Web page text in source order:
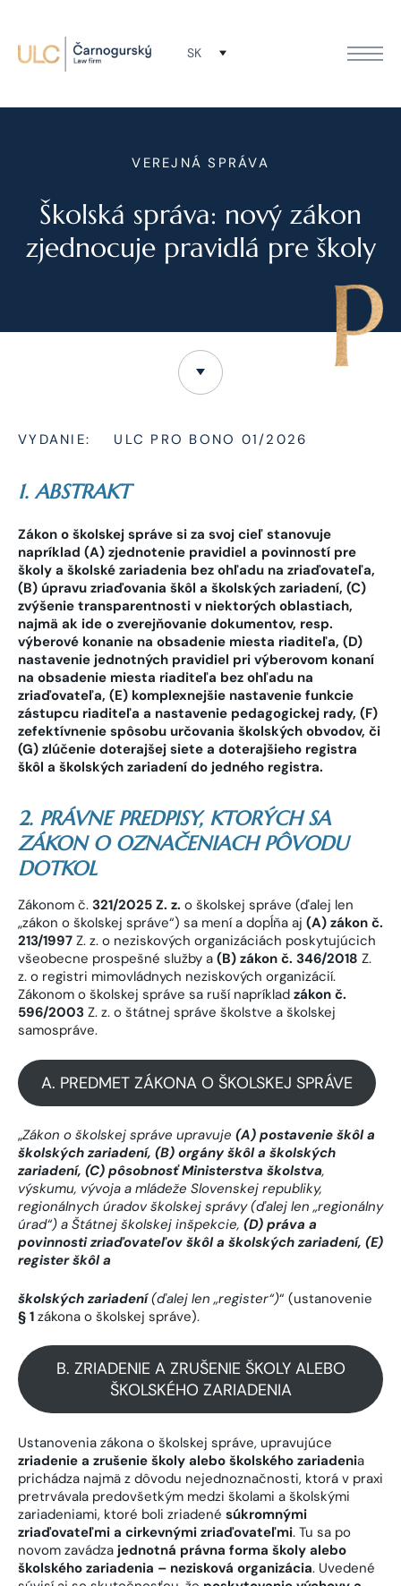
SK
VEREJNÁ SPRÁVA
Školská správa: nový zákon
zjednocuje pravidlá pre školy
VYDANIE: ULC PRO BONO 01/2026
1. ABSTRAKT
Zákon o školskej správe si za svoj cieľ stanovuje
napríklad (A) zjednotenie pravidiel a povinností pre
školy a školské zariadenia bez ohľadu na zriaďovateľa,
(B) úpravu zriaďovania škôl a školských zariadení, (C)
zvýšenie transparentnosti v niektorých oblastiach,
najmä ak ide o zverejňovanie dokumentov, resp.
výberové konanie na obsadenie miesta riaditeľa, (D)
nastavenie jednotných pravidiel pri výberovom konaní
na obsadenie miesta riaditeľa bez ohľadu na
zriaďovateľa, (E) komplexnejšie nastavenie funkcie
zástupcu riaditeľa a nastavenie pedagogickej rady, (F)
zefektívnenie spôsobu určovania školských obvodov, či
(G) zlúčenie doterajšej siete a doterajšieho registra
škôl a školských zariadení do jedného registra.
2. PRÁVNE PREDPISY, KTORÝCH SA
ZÁKON O OZNAČENIACH PÔVODU
DOTKOL
Zákonom č. 321/2025 Z. z. o školskej správe (ďalej len
„zákon o školskej správe“) sa mení a dopĺňa aj (A) zákon č.
213/1997 Z. z. o neziskových organizáciách poskytujúcich
všeobecne prospešné služby a (B) zákon č. 346/2018 Z.
z. o registri mimovládnych neziskových organizácií.
Zákonom o školskej správe sa ruší napríklad zákon č.
596/2003 Z. z. o štátnej správe školstve a školskej
samospráve.
A. PREDMET ZÁKONA O ŠKOLSKEJ SPRÁVE
„Zákon o školskej správe upravuje (A) postavenie škôl a
školských zariadení, (B) orgány škôl a školských
zariadení, (C) pôsobnosť Ministerstva školstva,
výskumu, vývoja a mládeže Slovenskej republiky,
regionálnych úradov školskej správy (ďalej len „regionálny
úrad“) a Štátnej školskej inšpekcie, (D) práva a
povinnosti zriaďovateľov škôl a školských zariadení, (E)
register škôl a
školských zariadení(ďalej len „register“)“ (ustanovenie
§ 1 zákona o školskej správe).
B. ZRIADENIE A ZRUŠENIE ŠKOLY ALEBO
ŠKOLSKÉHO ZARIADENIA
Ustanovenia zákona o školskej správe, upravujúce
zriadenie a zrušenie školy alebo školského zariadenia
prichádza najmä z dôvodu nejednoznačnosti, ktorá v praxi
pretrvávala predovšetkým medzi školami a školskými
zariadeniami, ktoré boli zriadené súkromnými
zriaďovateľmi a cirkevnými zriaďovateľmi. Tu sa po
novom zavádza jednotná právna forma školy alebo
školského zariadenia – nezisková organizácia. Uvedené